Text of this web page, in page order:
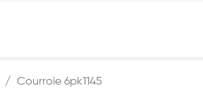
Courroie 6pk1145